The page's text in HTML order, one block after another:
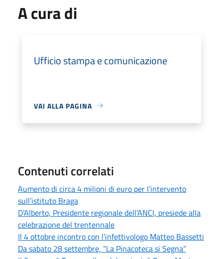
A cura di
Ufficio stampa e comunicazione
VAI ALLA PAGINA
Contenuti correlati
Aumento di circa 4 milioni di euro per l’intervento
sull’istituto Braga
D’Alberto, Presidente regionale dell’ANCI, presiede alla
celebrazione del trentennale
Il 4 ottobre incontro con l’infettivologo Matteo Bassetti
Da sabato 28 settembre, “La Pinacoteca si Segna”